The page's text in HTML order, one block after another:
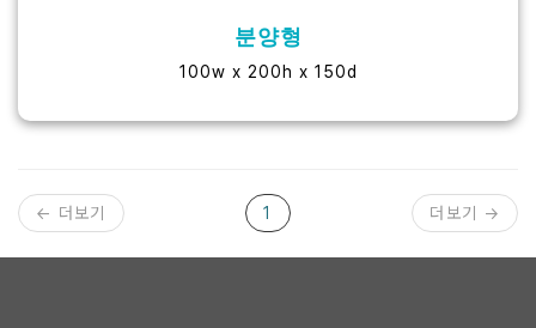
분양형
100w x 200h x 150d
← 더보기 1 더보기 →